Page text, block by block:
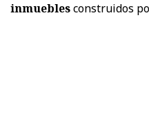
inmueblesconstruidos